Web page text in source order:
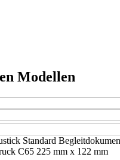
Modellen
Standard
C65 225 mm x 122 mm